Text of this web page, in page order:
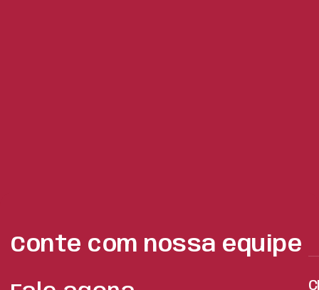
Conte com nossa equipe